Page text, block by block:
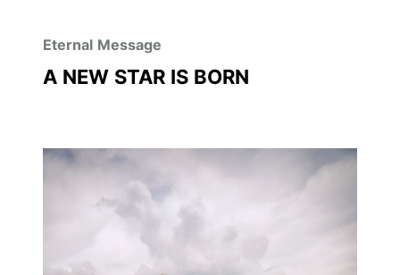
Eternal Message
A NEW STAR IS BORN